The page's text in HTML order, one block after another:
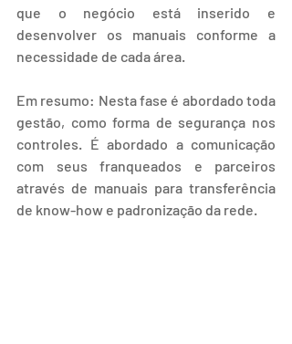
que o negócio está inserido e
desenvolver os manuais conforme a
necessidade de cada área.
Em resumo: Nesta fase é abordado toda
gestão, como forma de segurança nos
controles. É abordado a comunicação
com seus franqueados e parceiros
através de manuais para transferência
de know-how e padronização da rede.